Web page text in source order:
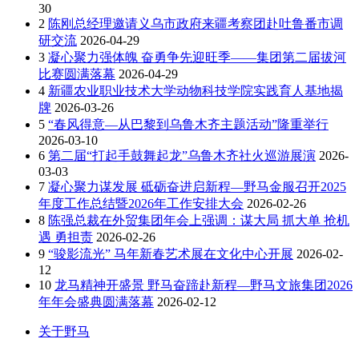
30
2 陈刚总经理邀请义乌市政府来疆考察团赴吐鲁番市调
研交流 2026-04-29
3 凝心聚力强体魄 奋勇争先迎旺季——集团第二届拔河
比赛圆满落幕 2026-04-29
4 新疆农业职业技术大学动物科技学院实践育人基地揭
牌 2026-03-26
5 “春风得意—从巴黎到乌鲁木齐主题活动”隆重举行
2026-03-10
6 第二届“打起手鼓舞起龙”乌鲁木齐社火巡游展演 2026-
03-03
7 凝心聚力谋发展 砥砺奋进启新程—野马金服召开2025
年度工作总结暨2026年工作安排大会 2026-02-26
8 陈强总裁在外贸集团年会上强调：谋大局 抓大单 抢机
遇 勇担责 2026-02-26
9 “骏影流光” 马年新春艺术展在文化中心开展 2026-02-
12
10 龙马精神开盛景 野马奋蹄赴新程—野马文旅集团2026
年年会盛典圆满落幕 2026-02-12
关于野马